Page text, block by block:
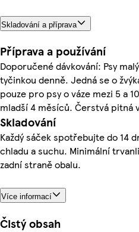
Skladování a příprava
Příprava a používání
Doporučené dávkování: Psy
tyčinkou denně. Jedná se o
pouze pro psy o váze mezi 5 a
mladší 4 měsíců. Čerstvá pitná
Skladování
Každý sáček spotřebujte do 14
chladu a suchu. Minimální
zadní straně obalu.
Více informací
Čistý obsah